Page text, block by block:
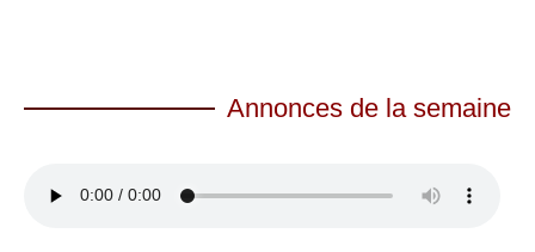
Annonces de la semaine